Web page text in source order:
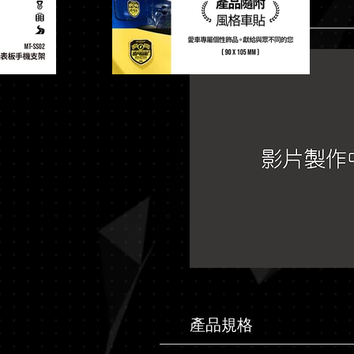
影片介紹
產品規格